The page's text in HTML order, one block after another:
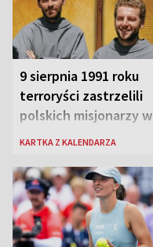
9 sierpnia 1991 roku
terroryści zastrzelili
polskich misjonarzy w
Peru
KARTKA Z KALENDARZA